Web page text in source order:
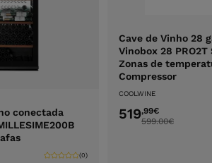
conectada
(0)
Cave de Vinho 28
Vinobox 28 PRO2T
Zonas de
Compressor
COOLWINE
519,99€
599.00€